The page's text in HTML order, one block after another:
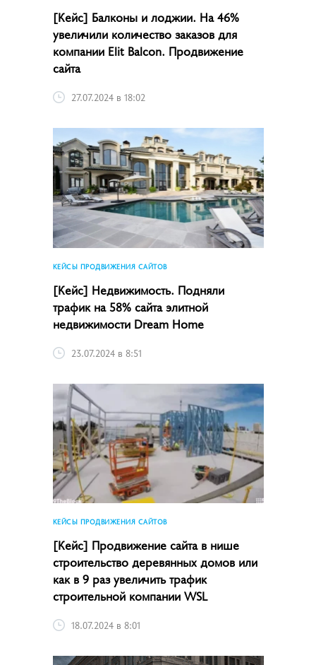
[Кейс] Балконы и лоджии. На 46%
увеличили количество заказов для
компании Elit Balcon. Продвижение
сайта
27.07.2024 в 18:02
КЕЙСЫ ПРОДВИЖЕНИЯ САЙТОВ
[Кейс] Недвижимость. Подняли
трафик на 58% сайта элитной
недвижимости Dream Home
23.07.2024 в 8:51
КЕЙСЫ ПРОДВИЖЕНИЯ САЙТОВ
[Кейс] Продвижение сайта в нише
строительство деревянных домов или
как в 9 раз увеличить трафик
строительной компании WSL
18.07.2024 в 8:01